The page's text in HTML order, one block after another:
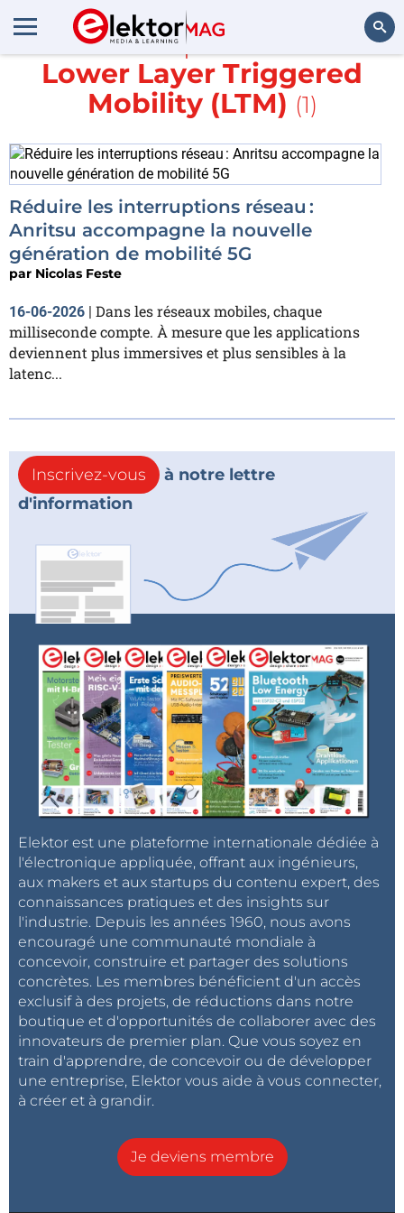
Rechercher
En savoir plus sur
Lower Layer Triggered
Mobility (LTM) (1)
Réduire les interruptions réseau :
Anritsu accompagne la nouvelle
génération de mobilité 5G
par Nicolas Feste
16-06-2026 | Dans les réseaux mobiles, chaque
milliseconde compte. À mesure que les applications
deviennent plus immersives et plus sensibles à la
latenc...
Inscrivez-vous
à notre lettre
d'information
Elektor est une plateforme internationale dédiée à
l'électronique appliquée, offrant aux ingénieurs,
aux makers et aux startups du contenu expert, des
connaissances pratiques et des insights sur
l'industrie. Depuis les années 1960, nous avons
encouragé une communauté mondiale à
concevoir, construire et partager des solutions
concrètes. Les membres bénéficient d'un accès
exclusif à des projets, de réductions dans notre
boutique et d'opportunités de collaborer avec des
innovateurs de premier plan. Que vous soyez en
train d'apprendre, de concevoir ou de développer
une entreprise, Elektor vous aide à vous connecter,
à créer et à grandir.
Je deviens membre